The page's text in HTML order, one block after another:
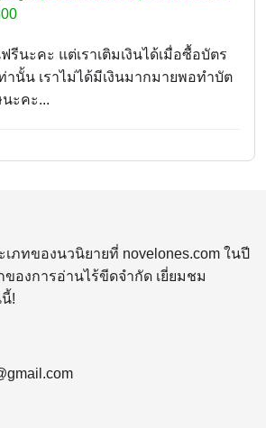
นะคะ แต่เราเติมเงินได้เมื่อซื้อบัตร
ท่านั้น เราไม่ได้มีเงินมากมายพอทำบัต
ะคะ...
ภทของนวนิยายที่ novelones.com ในปี
องการอ่านไร้ขีดจำกัด เยี่ยมชม
!